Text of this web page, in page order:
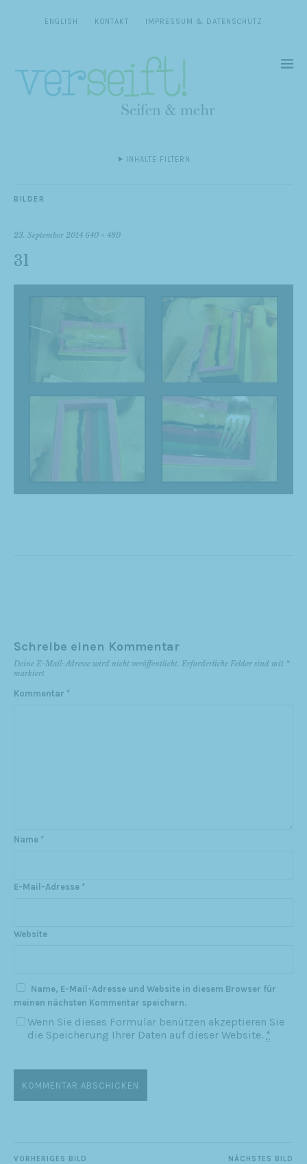
ENGLISH KONTAKT IMPRESSUM & DATENSCHUTZ
INHALTE FILTERN
BILDER
23. September 2014 640 × 480
31
Schreibe einen Kommentar
Deine E-Mail-Adresse wird nicht veröffentlicht. Erforderliche Felder sind mit *
markiert
Kommentar *
Name *
E-Mail-Adresse *
Website
Name, E-Mail-Adresse und Website in diesem Browser für
meinen nächsten Kommentar speichern.
Wenn Sie dieses Formular benützen akzeptieren Sie
die Speicherung Ihrer Daten auf dieser Website. *
NÄCHSTES BILD
VORHERIGES BILD